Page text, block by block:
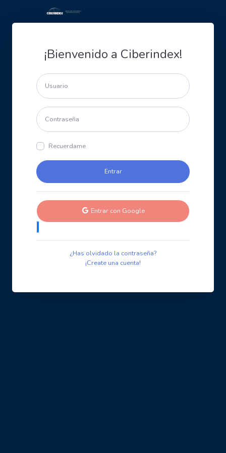
¡Bienvenido a Ciberindex!
Recuerdame
Entrar con Google
¿Has olvidado la contraseña?
¡Create una cuenta!